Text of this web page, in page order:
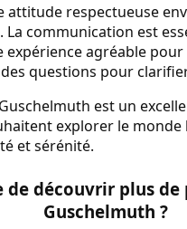
attitude respectueuse
La communication est
expérience agréable
questions pour
est un
explorer le monde
et sérénité.
de découvrir plus de
Guschelmuth ?